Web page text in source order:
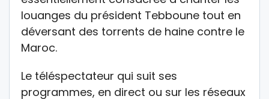
louanges du président Tebboune tout en
déversant des torrents de haine contre le
Maroc.
Le téléspectateur qui suit ses
programmes, en direct ou sur les réseaux